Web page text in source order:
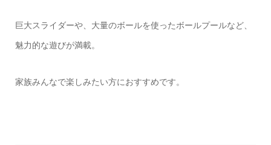
巨大スライダーや、大量のボールを使ったボールプールなど、
魅力的な遊びが満載。
家族みんなで楽しみたい方におすすめです。